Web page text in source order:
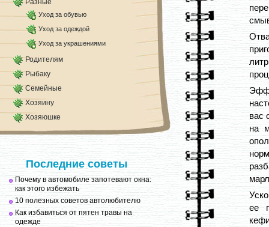
Разные
Уход за обувью
Уход за одеждой
Уход за украшениями
Родителям
Рыбаку
Семейные
Хозяину
Хозяюшке
Последние советы
Почему в автомобиле запотевают окна:
как этого избежать
10 полезных советов автолюбителю
Как избавиться от пятен травы на
одежде
вас
на
ее